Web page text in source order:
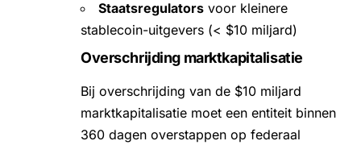
Staatsregulators voor kleinere
stablecoin-uitgevers (< $10 miljard)
Overschrijding marktkapitalisatie
Bij overschrijding van de $10 miljard
marktkapitalisatie moet een entiteit binnen
360 dagen overstappen op federaal